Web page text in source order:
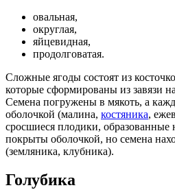
овальная,
округлая,
яйцевидная,
продолговатая.
Сложные ягоды состоят из
которые сформированы из завязи
Семена погружены в мякоть, а
оболочкой (малина, костяника,
сросшиеся плодики,
покрыты оболочкой, но семена
(земляника, клубника).
Голубика